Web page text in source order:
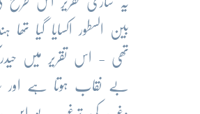
بین السطور اکسایا گیا
تھی - اس تقریر میں
بے نقاب ہوتا ہے اور